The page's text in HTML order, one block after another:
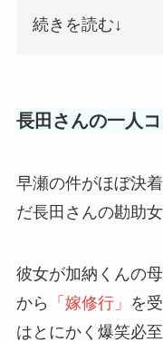
続きを読む↓
長田さんの一人
早瀬の件がほぼ決
だ長田さんの勘助
彼女が加納くんの
から
「嫁修行」 を
はとにかく爆笑必